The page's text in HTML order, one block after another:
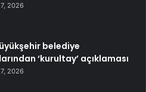
2026
belediye
‘kurultay’ açıklaması
2026